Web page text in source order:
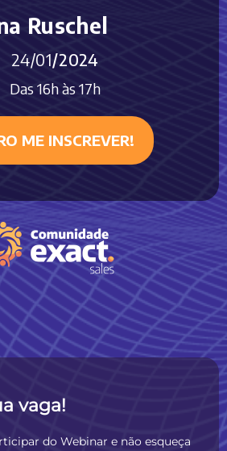
Ruschel
24/01/2024
Das 16h às 17h
ME INSCREVER!
vaga!
do Webinar e não esqueça